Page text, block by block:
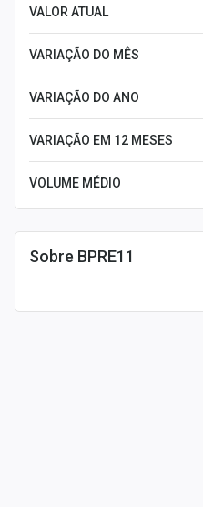
VALOR ATUAL
VARIAÇÃO DO MÊS
VARIAÇÃO DO ANO
VARIAÇÃO EM 12 MESES
VOLUME MÉDIO
Sobre BPRE11
Leia mais